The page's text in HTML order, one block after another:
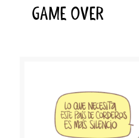
GAME OVER